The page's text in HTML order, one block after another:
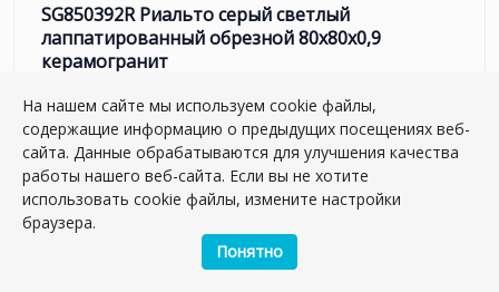
SG850392R Риальто серый светлый
лаппатированный обрезной 80x80x0,9
керамогранит
Размер: 80*80 см
Вес: 41.41 кг
Плиток в упаковке:3шт
5 347.26 руб./м
м2
На нашем сайте мы используем cookie файлы,
содержащие информацию о предыдущих посещениях веб-
сайта. Данные обрабатываются для улучшения качества
работы нашего веб-сайта. Если вы не хотите
использовать cookie файлы, измените настройки
браузера.
Понятно